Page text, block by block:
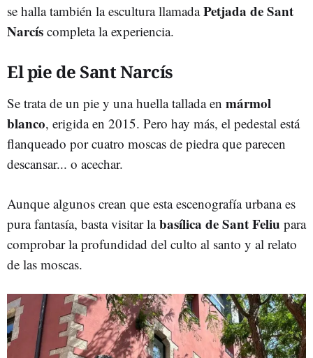
se halla también la escultura llamadaPetjada de Sant
Narcís completa la experiencia.
El pie de Sant Narcís
Se trata de un pie y una huella tallada en mármol
blanco, erigida en 2015. Pero hay más, el pedestal está
flanqueado por cuatro moscas de piedra que parecen
descansar... o acechar.
Aunque algunos crean que esta escenografía urbana es
pura fantasía, basta visitar labasílica de Sant Feliu para
comprobar la profundidad del culto al santo y al relato
de las moscas.